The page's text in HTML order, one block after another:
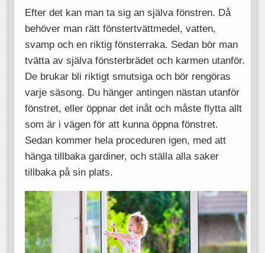
Efter det kan man ta sig an själva fönstren. Då
behöver man rätt fönstertvättmedel, vatten,
svamp och en riktig fönsterraka. Sedan bör man
tvätta av själva fönsterbrädet och karmen utanför.
De brukar bli riktigt smutsiga och bör rengöras
varje säsong. Du hänger antingen nästan utanför
fönstret, eller öppnar det inåt och måste flytta allt
som är i vägen för att kunna öppna fönstret.
Sedan kommer hela proceduren igen, med att
hänga tillbaka gardiner, och ställa alla saker
tillbaka på sin plats.